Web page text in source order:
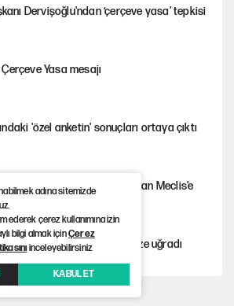
Dervişoğlu'ndan ‘çerçeve yasa’ tepkisi
Yasa mesajı
'özel anketin' sonuçları ortaya çıktı
cilalı Sevr’i onaylayan Meclis’e
İstanbul sokaklarında tacize uğradı
adına sitemizde
ederek çerez kullanımına izin
bilgi almak içinÇerez
inceleyebilirsiniz
KABUL ET